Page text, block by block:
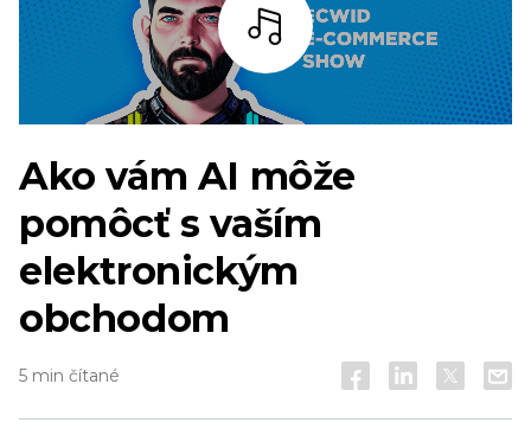
počúvať
Ako vám AI môže
pomôcť s vaším
elektronickým
obchodom
5 min čítané